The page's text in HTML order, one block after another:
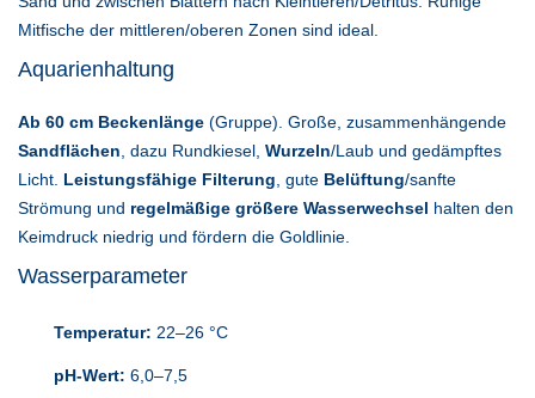
Mitfische der mittleren/oberen Zonen sind ideal.
Aquarienhaltung
Ab 60 cm Beckenlänge (Gruppe). Große, zusammenhängende
Sandflächen, dazu Rundkiesel, Wurzeln/Laub und gedämpftes
Licht. Leistungsfähige Filterung, gute Belüftung/sanfte
Strömung und regelmäßige größere Wasserwechsel halten den
Keimdruck niedrig und fördern die Goldlinie.
Wasserparameter
Temperatur: 22–26 °C
pH-Wert: 6,0–7,5